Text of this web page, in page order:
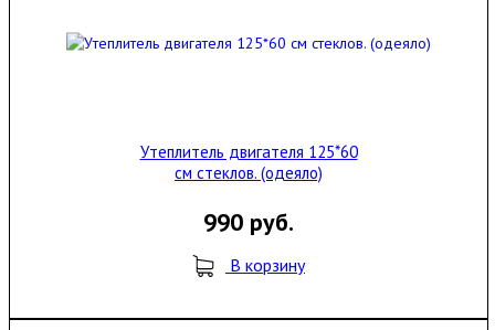
Утеплитель двигателя 125*60
см стеклов. (одеяло)
990 руб.
В корзину